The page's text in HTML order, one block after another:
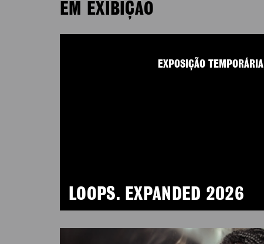
EM EXIBIÇÃO
LOOPS. EXPANDED 2026
EXPOSIÇÃO TEMPORÁRIA